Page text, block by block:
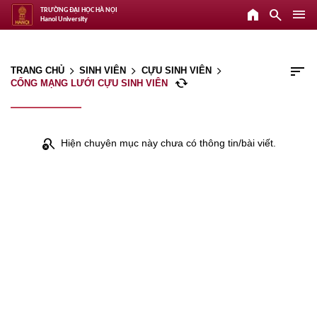
TRƯỜNG ĐẠI HỌC HÀ NỘI
Hanoi University
home search menu
TRANG CHỦ arrow_forward_ios SINH VIÊN arrow_forward_ios CỰU SINH VIÊN arrow_forward_ios
CỔNG MẠNG LƯỚI CỰU SINH VIÊN cached
sort
search_off Hiện chuyên mục này chưa có thông tin/bài viết.